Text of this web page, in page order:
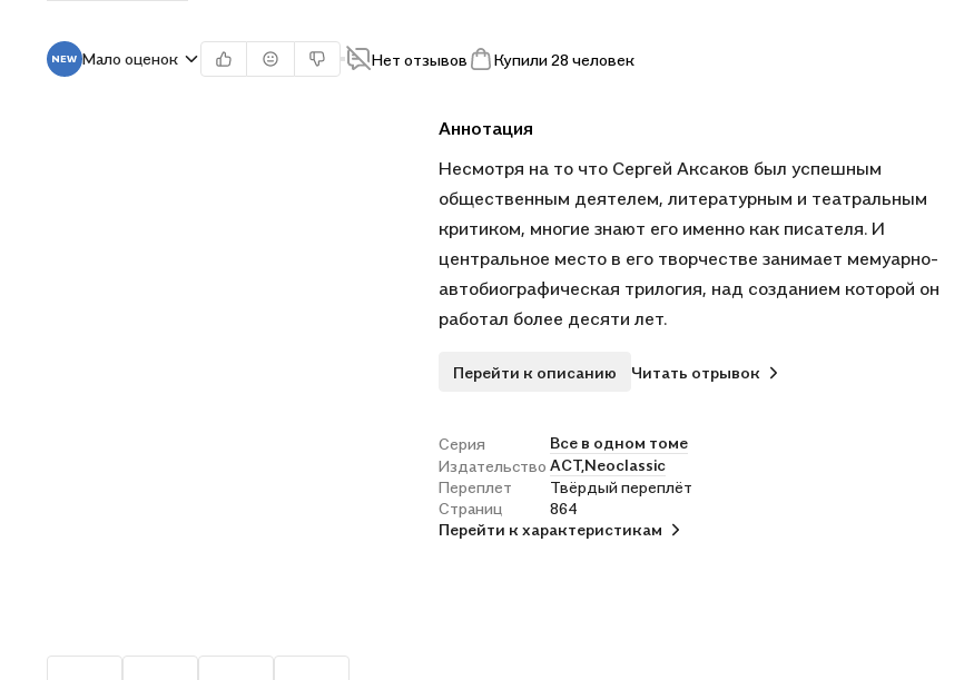
Мало оценок Нет отзывов Купили 28 человек
Аннотация
Несмотря на то что Сергей Аксаков был успешным
общественным деятелем, литературным и театральным
критиком, многие знают его именно как писателя. И
центральное место в его творчестве занимает мемуарно-
автобиографическая трилогия, над созданием которой он
работал более десяти лет.
только о своем детстве в Уфе и Оренбургской губернии, об
восторженного и увлеченного ребенка он превратился в
образованного и целеустремленного взрослого, но и о прошлом
своей семьи, о ее переезде из симбирской "отчины" в
плодородное Уфимское наместничество, о знакомстве и
Перейти к описанию Читать отрывок
Серия
Все в одном томе
Издательство АСТ,Neoclassic
Переплет
Твёрдый переплёт
Страниц
864
Перейти к характеристикам